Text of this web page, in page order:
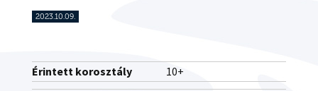
2023.10.09.
Érintett korosztály
10+